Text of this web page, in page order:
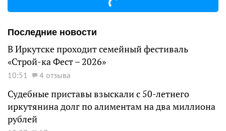
Последние новости
В Иркутске проходит семейный фестиваль
«Строй-ка Фест – 2026»
10:51 4 отзыва
Судебные приставы взыскали с 50-летнего
иркутянина долг по алиментам на два миллиона
рублей